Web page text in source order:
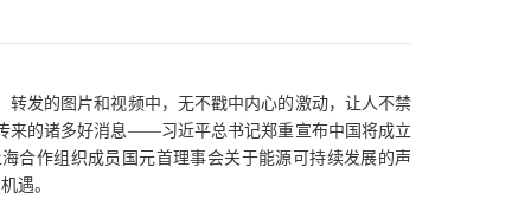
发的图片和视频中，无不戳中内心的激动，让人不禁
来的诸多好消息——习近平总书记郑重宣布中国将成立
合作组织成员国元首理事会关于能源可持续发展的声
遇。